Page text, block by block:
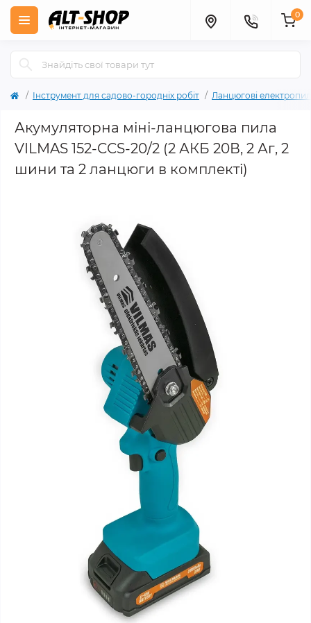
0
Інструмент для садово-городніх робіт Ланцюгові
Акумуляторна міні-ланцюгова пила
VILMAS 152-CCS-20/2 (2 АКБ 20В, 2 Аг, 2
шини та 2 ланцюги в комплекті)